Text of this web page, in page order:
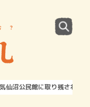
仙沼公民館に取り残された